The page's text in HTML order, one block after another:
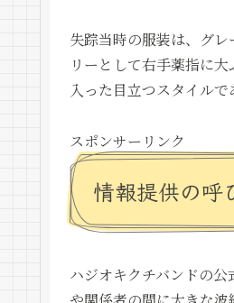
失踪当時の服装は、グ
リーとして右手薬指に
入った目立つスタイル
スポンサーリンク
情報提供の呼
ハジオキクチバンドの